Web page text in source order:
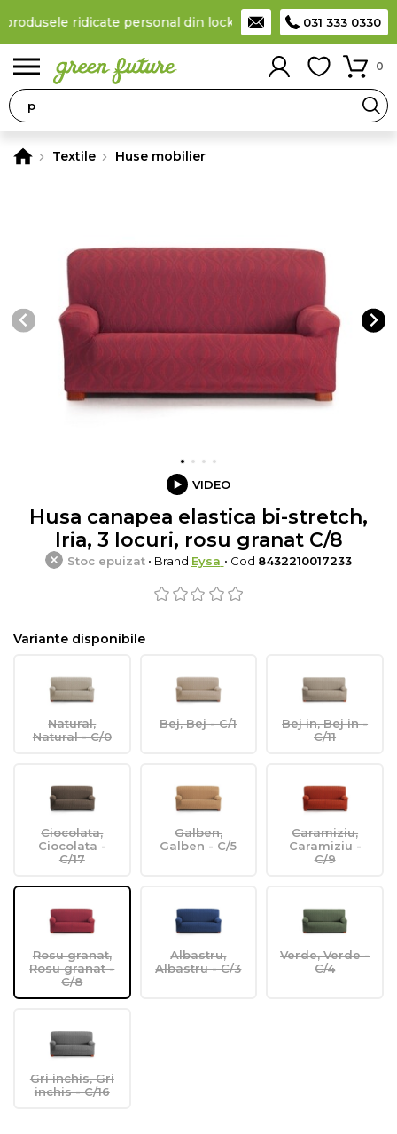
ridicate personal din locker Taxă de livrare 11,99 Lei
031 333 0330
0
Textile Huse mobilier
VIDEO
Husa canapea elastica bi-stretch,
Iria, 3 locuri, rosu granat C/8
Stoc epuizat• Brand Eysa • Cod 8432210017233
Variante disponibile
Natural,
Natural - C/0
Bej, Bej - C/1
Bej in, Bej in -
C/11
Ciocolata,
Ciocolata -
C/17
Galben,
Galben - C/5
Caramiziu,
Caramiziu -
C/9
Rosu granat,
Rosu granat -
C/8
Albastru,
Albastru - C/3
Verde, Verde -
C/4
Gri inchis, Gri
inchis - C/16